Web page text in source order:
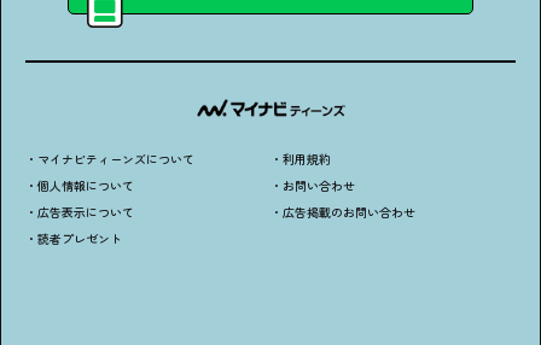
・マイナビティーンズについて
・個人情報について
・広告表示について
・読者プレゼント
・利用規約
・お問い合わせ
・広告掲載のお問い合わせ